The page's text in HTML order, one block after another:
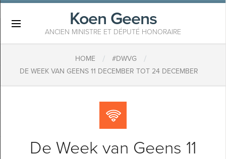
Koen Geens
ANCIEN MINISTRE ET DÉPUTÉ HONORAIRE
HOME / #DWVG /
DE WEEK VAN GEENS 11 DECEMBER TOT 24 DECEMBER
De Week van Geens 11